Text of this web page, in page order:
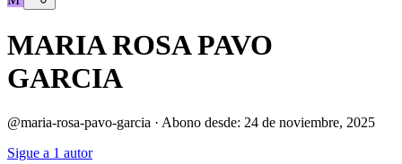
MARIA ROSA PAVO
GARCIA
@maria-rosa-pavo-garcia · Abono desde: 24 de noviembre, 2025
Sigue a 1 autor